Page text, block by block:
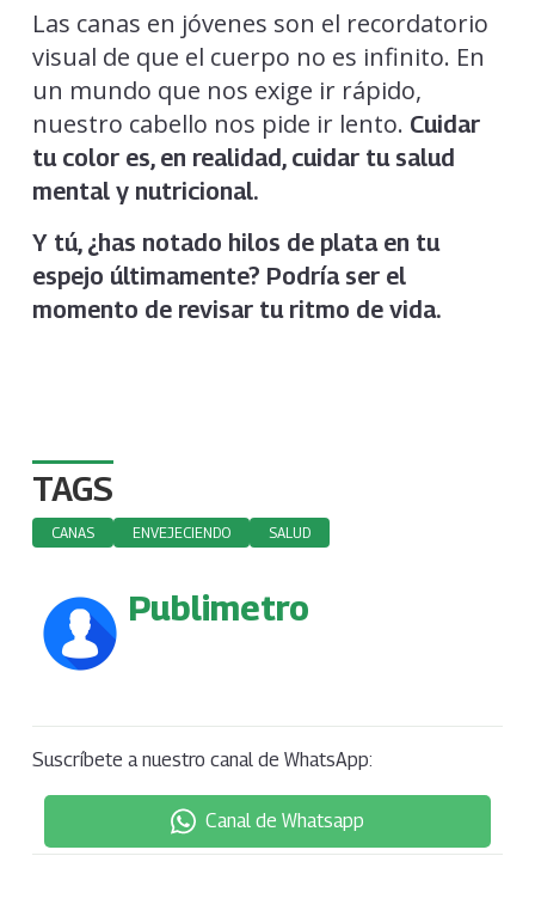
Las canas en jóvenes son el recordatorio
visual de que el cuerpo no es infinito. En
un mundo que nos exige ir rápido,
nuestro cabello nos pide ir lento. Cuidar
tu color es, en realidad, cuidar tu salud
mental y nutricional.
Y tú, ¿has notado hilos de plata en tu
espejo últimamente? Podría ser el
momento de revisar tu ritmo de vida.
TAGS
CANAS ENVEJECIENDO SALUD
Publimetro
Suscríbete a nuestro canal de WhatsApp:
Canal de Whatsapp